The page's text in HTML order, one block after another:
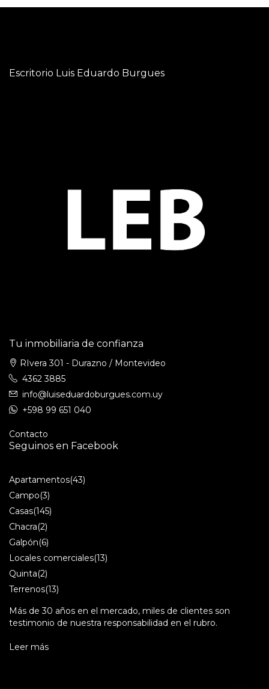
Escritorio Luis Eduardo Burgues
Tu inmobiliaria de confianza
RIvera 301 - Durazno / Montevideo
4362 3885
info@luiseduardoburgues.com.uy
+598 99 651 040
Contacto
Seguinos en Facebook
Apartamentos(43)
Campo(3)
Casas(145)
Chacra(2)
Galpón(6)
Locales comerciales(13)
Quinta(2)
Terrenos(13)
Más de 30 años en el mercado, miles de clientes son
testimonio de nuestra responsabilidad en el rubro.
Leer más